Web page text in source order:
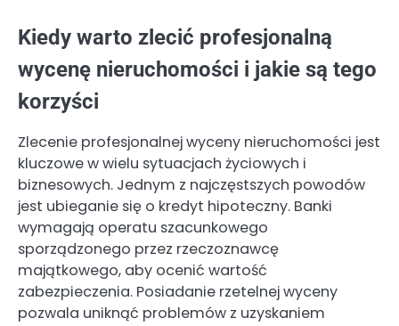
Kiedy warto zlecić profesjonalną
wycenę nieruchomości i jakie są tego
korzyści
Zlecenie profesjonalnej wyceny nieruchomości jest
kluczowe w wielu sytuacjach życiowych i
biznesowych. Jednym z najczęstszych powodów
jest ubieganie się o kredyt hipoteczny. Banki
wymagają operatu szacunkowego
sporządzonego przez rzeczoznawcę
majątkowego, aby ocenić wartość
zabezpieczenia. Posiadanie rzetelnej wyceny
pozwala uniknąć problemów z uzyskaniem